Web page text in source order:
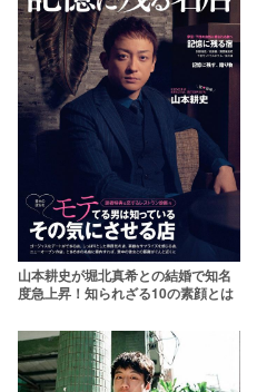
山本耕史が堀北真希との結婚で知名
度急上昇！知られざる10の素顔とは